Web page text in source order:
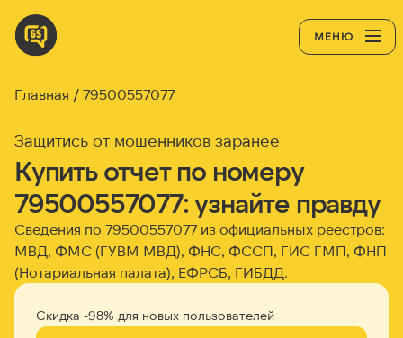
МЕНЮ
Главная 79500557077
Защитись от мошенников заранее
Купить отчет по номеру
79500557077: узнайте правду
Сведения по 79500557077 из официальных реестров:
МВД, ФМС (ГУВМ МВД), ФНС, ФССП, ГИС ГМП, ФНП
(Нотариальная палата), ЕФРСБ, ГИБДД.
Скидка -98% для новых пользователей